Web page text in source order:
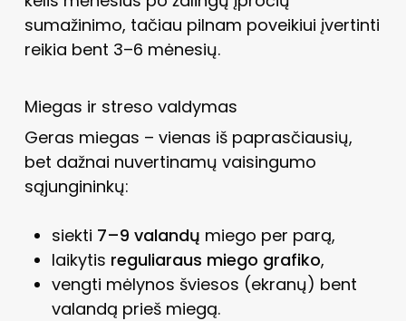
sumažinimo, tačiau pilnam poveikiui įvertinti
reikia bent 3–6 mėnesių.
Miegas ir streso valdymas
Geras miegas – vienas iš paprasčiausių,
bet dažnai nuvertinamų vaisingumo
sąjungininkų:
siekti 7–9 valandų miego per parą,
laikytis reguliaraus miego grafiko,
vengti mėlynos šviesos (ekranų) bent
valandą prieš miegą.